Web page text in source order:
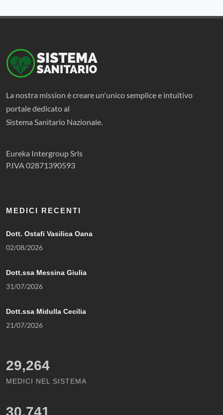
La nostra mission è creare un'unico semplice e intuitivo
portale dedicato al
Sistema Sanitario Nazionale.
Eureka Intergroup Srls
P.IVA 02871390593
MEDICI RECENTI
Dott. Ostafi Vasilica Oana
02/08/2026
Dott.ssa Messina Giulia
31/07/2026
Dott.ssa Midulla Cecilia
21/07/2026
29,264
MEDICI NEL SISTEMA
30,741